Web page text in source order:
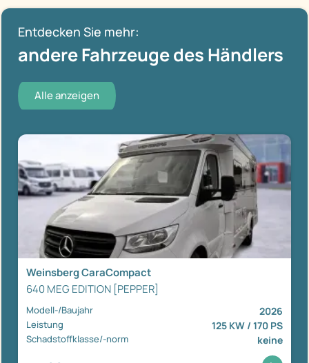
Entdecken Sie mehr:
andere Fahrzeuge des Händlers
Alle anzeigen
Weinsberg CaraCompact
640 MEG EDITION [PEPPER]
Modell-/Baujahr 2026
Leistung 125 KW / 170 PS
Schadstoffklasse/-norm keine